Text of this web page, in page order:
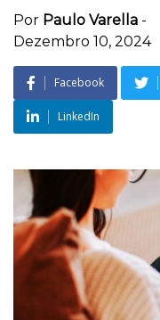
Por Paulo Varella -
Dezembro 10, 2024
Facebook
LinkedIn